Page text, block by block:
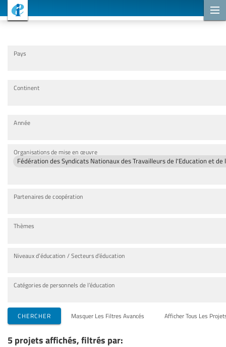
Pays
Continent
Année
Organisations de mise en œuvre
Fédération des Syndicats Nationaux des Travailleurs de l'Education et de
Partenaires de coopération
Thèmes
Niveaux d’éducation / Secteurs d’éducation
Catégories de personnels de l’éducation
CHERCHER Masquer Les Filtres Avancés Afficher Tous Les
5 projets affichés, filtrés par: